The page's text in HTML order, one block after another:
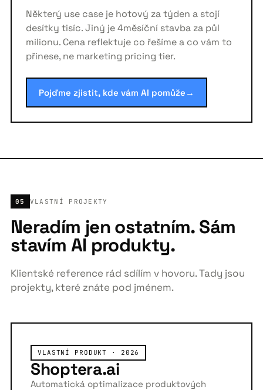
Některý use case je hotový za týden a stojí
desítky tisíc. Jiný je 4měsíční stavba za půl
milionu. Cena reflektuje co řešíme a co vám to
přinese, ne marketing pricing tier.
Pojďme zjistit, kde vám AI pomůže →
05 VLASTNÍ PROJEKTY
Neradím jen ostatním. Sám
stavím AI produkty.
Klientské reference rád sdílím v hovoru. Tady jsou
projekty, které znáte pod jménem.
VLASTNÍ PRODUKT · 2026
Shoptera.ai
Automatická optimalizace produktových